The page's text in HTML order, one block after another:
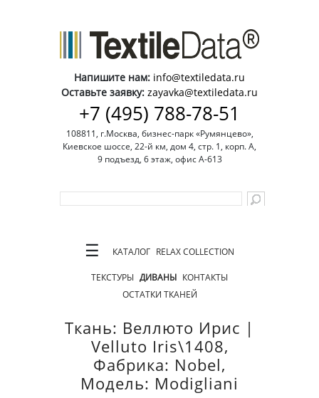
Напишите нам: info@textiledata.ru
Оставьте заявку: zayavka@textiledata.ru
+7 (495) 788-78-51
108811, г.Москва, бизнес-парк «Румянцево»,
Киевское шоссе, 22-й км, дом 4, стр. 1, корп. А,
9 подъезд, 6 этаж, офис А-613
☰ КАТАЛОГ RELAX COLLECTION
ТЕКСТУРЫ ДИВАНЫ КОНТАКТЫ
ОСТАТКИ ТКАНЕЙ
Ткань: Веллюто Ирис |
Velluto Iris\1408,
Фабрика: Nobel,
Модель: Modigliani